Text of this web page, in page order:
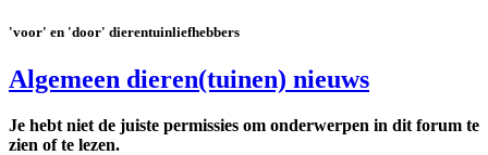
'voor' en 'door' dierentuinliefhebbers
Algemeen dieren(tuinen) nieuws
Je hebt niet de juiste permissies om onderwerpen in dit forum te
zien of te lezen.